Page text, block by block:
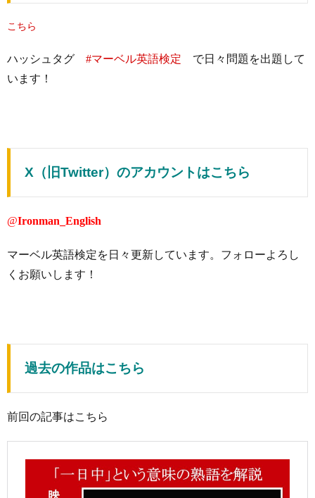
こちら
ハッシュタグ #マーベル英語検定 で日々問題を出題して
います！
X（旧Twitter）のアカウントはこちら
@Ironman_English
マーベル英語検定を日々更新しています。フォローよろし
くお願いします！
過去の作品はこちら
前回の記事はこちら